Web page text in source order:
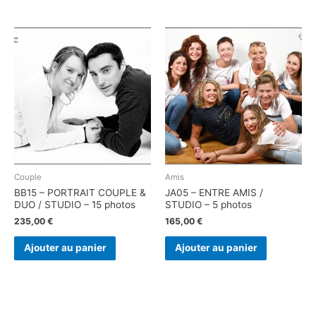
Couple
BB15 – PORTRAIT COUPLE &
DUO / STUDIO – 15 photos
235,00 €
Ajouter au panier
Amis
JA05 – ENTRE AMIS /
STUDIO – 5 photos
165,00 €
Ajouter au panier